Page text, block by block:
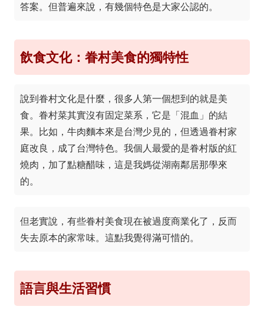
答案。但普遍來說，有幾個特色是大家公認的。
飲食文化：眷村美食的獨特性
說到眷村文化是什麼，很多人第一個想到的就是美
食。眷村菜其實沒有固定菜系，它是「混血」的結
果。比如，牛肉麵本來是台灣少見的，但透過眷村家
庭改良，成了台灣特色。我個人最愛的是眷村版的紅
燒肉，加了點糖醋味，這是我媽從湖南鄰居那學來
的。
但老實說，有些眷村美食現在被過度商業化了，反而
失去原本的家常味。這點我覺得滿可惜的。
語言與生活習慣